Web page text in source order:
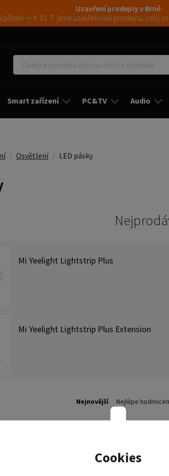
Cookies
Uzavření prodejny v Brně
přízeň — K 31. 7. jsme uzavřeli naši prodejnu, celý
Smart zařízení PC&TV Audio
Osvětlení LED pásky
Mi Yeelight Lightstrip Plus
Mi Yeelight Lightstrip Plus Extension
Nejnovější Nejlépe